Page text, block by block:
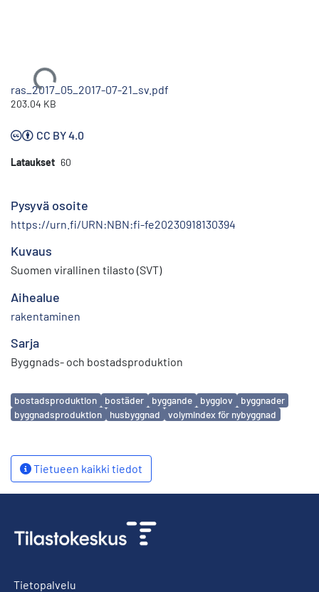
Ladataan...
ras_2017_05_2017-07-21_sv.pdf
203.04 KB
CC BY 4.0
Lataukset 60
Pysyvä osoite
https://urn.fi/URN:NBN:fi-fe20230918130394
Kuvaus
Suomen virallinen tilasto (SVT)
Aihealue
rakentaminen
Sarja
Byggnads- och bostadsproduktion
Avainsanat
bostadsproduktion bostäder byggande bygglov
byggnader
byggnadsproduktion
husbyggnad volymindex för nybyggnad
Tietueen kaikki tiedot
Tietopalvelu